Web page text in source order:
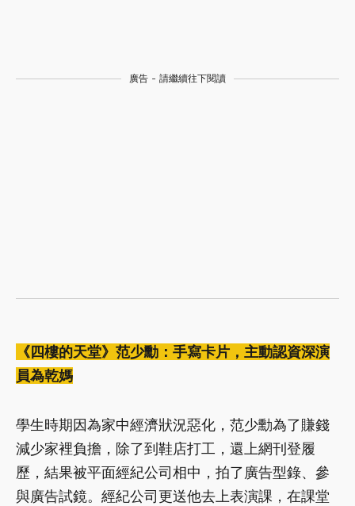
廣告 - 請繼續往下閱讀
《四樓的天堂》范少勳：手寫卡片，主動認資深演
員為乾媽
學生時期因為家中經濟狀況惡化，范少勳為了賺錢
減少家裡負擔，除了到鞋店打工，還上網刊登履
歷，結果被平面經紀公司相中，拍了廣告型錄、參
與廣告試鏡。經紀公司更送他去上表演課，在課堂